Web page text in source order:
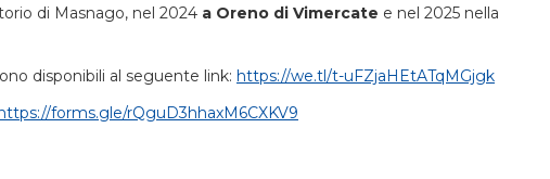
di Masnago, nel 2024 a Oreno di Vimercate e nel 2025 nella
disponibili al seguente link: https://we.tl/t-uFZjaHEtATqMGjgk
forms.gle/rQguD3hhaxM6CXKV9